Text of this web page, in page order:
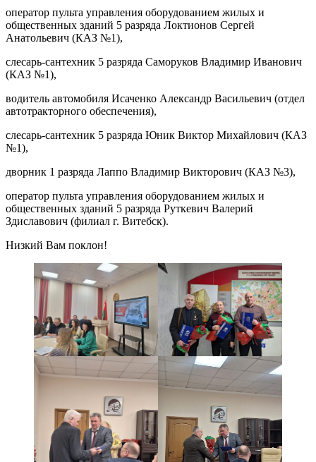
оператор пульта управления оборудованием жилых и
общественных зданий 5 разряда Локтионов Сергей
Анатольевич (КАЗ №1),
слесарь-сантехник 5 разряда Саморуков Владимир Иванович
(КАЗ №1),
водитель автомобиля Исаченко Александр Васильевич (отдел
автотракторного обеспечения),
слесарь-сантехник 5 разряда Юник Виктор Михайлович (КАЗ
№1),
дворник 1 разряда Лаппо Владимир Викторович (КАЗ №3),
оператор пульта управления оборудованием жилых и
общественных зданий 5 разряда Руткевич Валерий
Здиславович (филиал г. Витебск).
Низкий Вам поклон!